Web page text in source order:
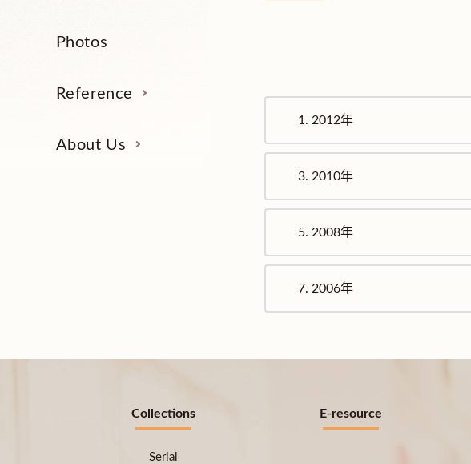
Photos
Reference
About Us
1. 2012年
3. 2010年
5. 2008年
7. 2006年
Collections
Serial
E-resource